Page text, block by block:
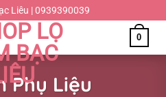
Liêu | 0939390039
0
Phụ Liệu